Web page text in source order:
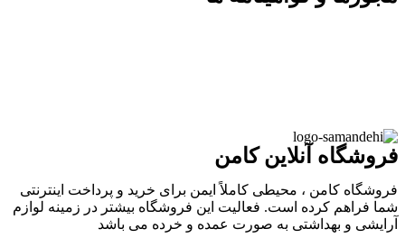
فروشگاه آنلاین کامن
فروشگاه کامن ، محیطی کاملاً ایمن برای خرید و پرداخت اینترنتی
شما فراهم کرده است. فعالیت این فروشگاه بیشتر در زمینه لوازم
آرایشی و بهداشتی به صورت عمده و خرده می باشد